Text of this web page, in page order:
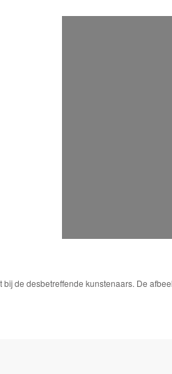
de desbetreffende kunstenaars. De